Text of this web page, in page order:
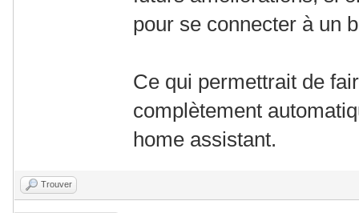
pour se connecter à un
Ce qui permettrait de
complètement
home assistant.
Trouver